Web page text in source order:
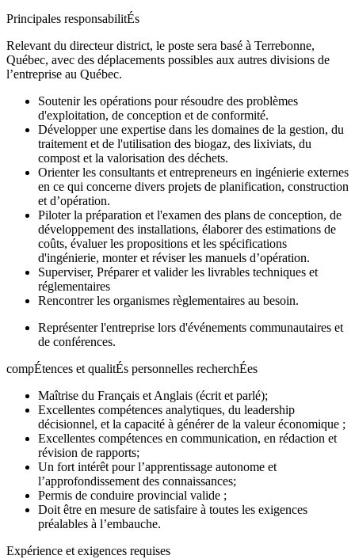
Principales responsabilitÉs
Relevant du directeur district, le poste sera basé à Terrebonne,
Québec, avec des déplacements possibles aux autres divisions de
l’entreprise au Québec.
Soutenir les opérations pour résoudre des problèmes
d'exploitation, de conception et de conformité.
Développer une expertise dans les domaines de la gestion, du
traitement et de l'utilisation des biogaz, des lixiviats, du
compost et la valorisation des déchets.
Orienter les consultants et entrepreneurs en ingénierie externes
en ce qui concerne divers projets de planification, construction
et d’opération.
Piloter la préparation et l'examen des plans de conception, de
développement des installations, élaborer des estimations de
coûts, évaluer les propositions et les spécifications
d'ingénierie, monter et réviser les manuels d’opération.
Superviser, Préparer et valider les livrables techniques et
réglementaires
Rencontrer les organismes règlementaires au besoin.
Représenter l'entreprise lors d'événements communautaires et
de conférences.
compÉtences et qualitÉs personnelles recherchÉes
Maîtrise du Français et Anglais (écrit et parlé);
Excellentes compétences analytiques, du leadership
décisionnel, et la capacité à générer de la valeur économique ;
Excellentes compétences en communication, en rédaction et
révision de rapports;
Un fort intérêt pour l’apprentissage autonome et
l’approfondissement des connaissances;
Permis de conduire provincial valide ;
Doit être en mesure de satisfaire à toutes les exigences
préalables à l’embauche.
Expérience et exigences requises